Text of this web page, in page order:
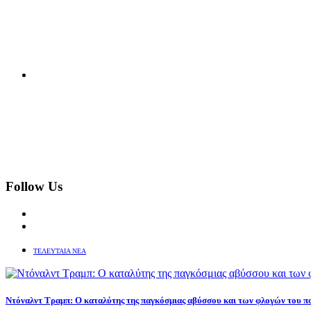
Follow Us
ΤΕΛΕΥΤΑΙΑ ΝΕΑ
Ντόναλντ Τραμπ: Ο καταλύτης της παγκόσμιας αβύσσου και των φλογών του